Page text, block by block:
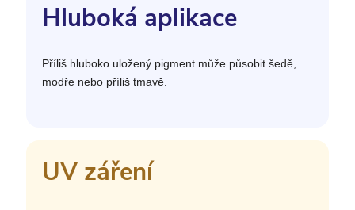
Hluboká aplikace
Příliš hluboko uložený pigment může působit šedě,
modře nebo příliš tmavě.
UV záření